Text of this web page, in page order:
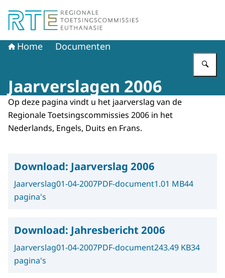
Home Documenten
Jaarverslagen 2006
Op deze pagina vindt u het jaarverslag van de
Regionale Toetsingscommissies 2006 in het
Nederlands, Engels, Duits en Frans.
Download: Jaarverslag 2006
Jaarverslag01-04-2007PDF-document1.01 MB44
pagina's
Download: Jahresbericht 2006
Jaarverslag01-04-2007PDF-document243.49 KB34
pagina's